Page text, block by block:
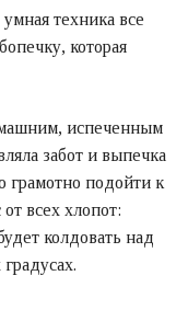
техника все
которая
испеченным
забот и выпечка
грамотно подойти к
всех хлопот:
колдовать над